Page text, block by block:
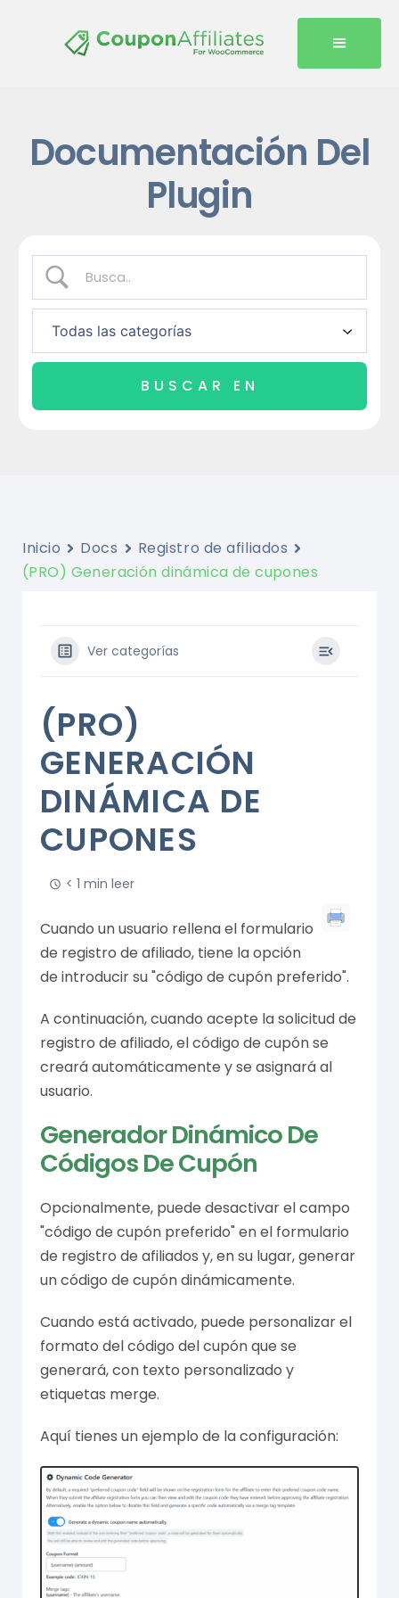
Documentación Del
Plugin
Inicio Docs
Registro de afiliados
(PRO) Generación dinámica de cupones
Ver categorías
(PRO)
GENERACIÓN
DINÁMICA DE
CUPONES
< 1 min leer
Cuando un usuario rellena el formulario
de registro de afiliado, tiene la opción
de introducir su "código de cupón preferido".
A continuación, cuando acepte la solicitud de
registro de afiliado, el código de cupón se
creará automáticamente y se asignará al
usuario.
Generador Dinámico De
Códigos De Cupón
Opcionalmente, puede desactivar el campo
"código de cupón preferido" en el formulario
de registro de afiliados y, en su lugar, generar
un código de cupón dinámicamente.
Cuando está activado, puede personalizar el
formato del código del cupón que se
generará, con texto personalizado y
etiquetas merge.
Aquí tienes un ejemplo de la configuración: